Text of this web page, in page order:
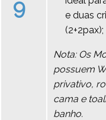
9
e duas
(2+2pax);
Nota: Os
possuem
privativo,
cama e
banho.